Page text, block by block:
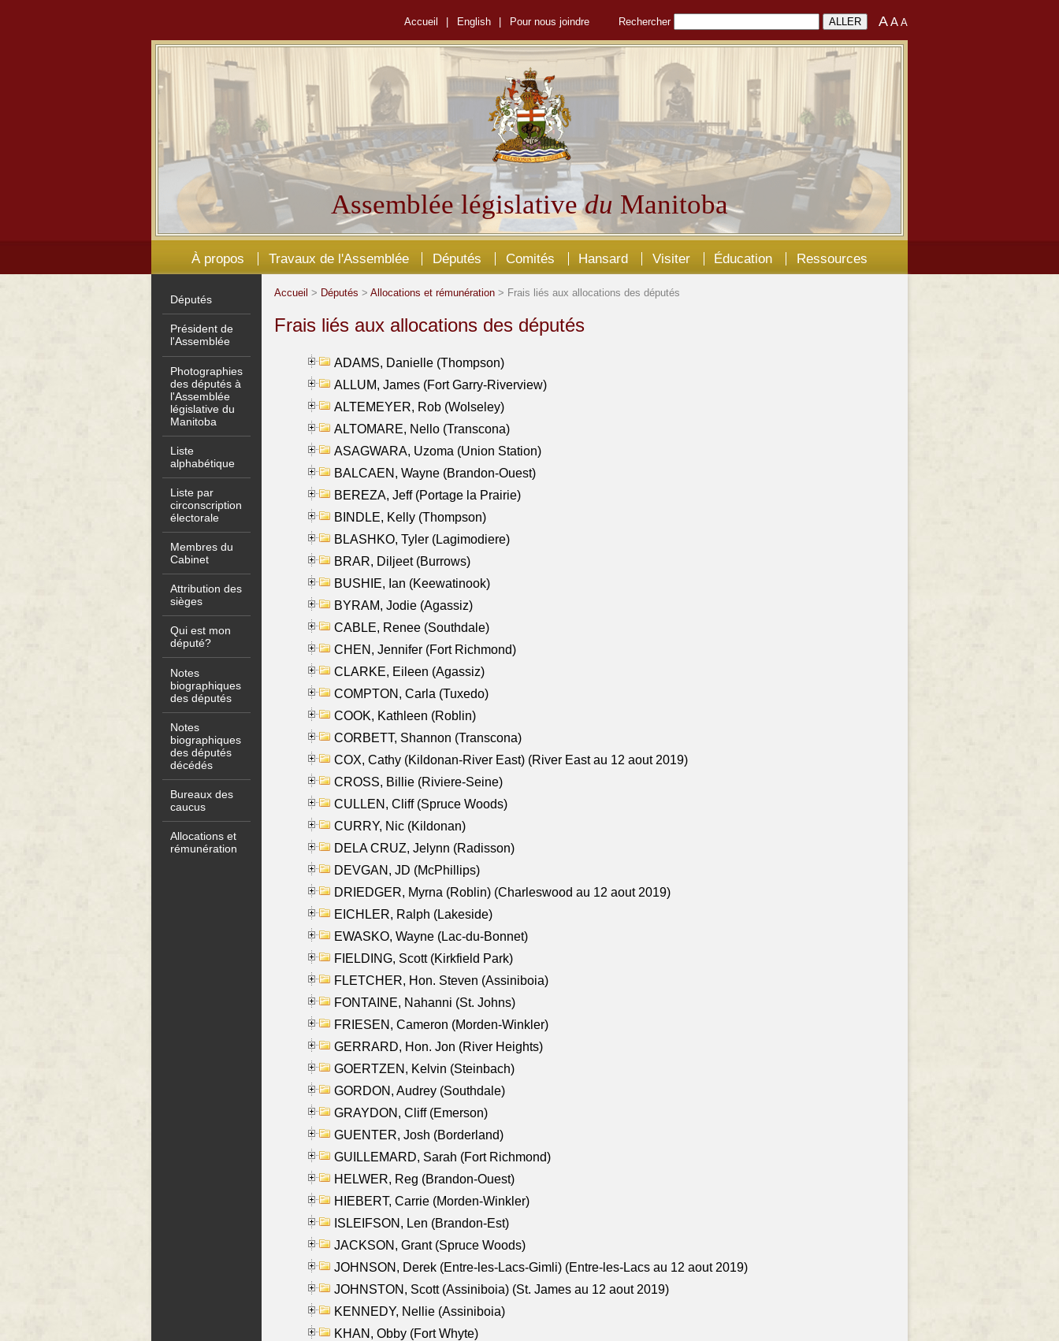
Accueil English Pour nous joindre Rechercher AA A
Assemblée législativedu Manitoba
À propos Travaux de l'Assemblée Députés Comités Hansard Visiter Éducation Ressources
Députés
Président de
l'Assemblée
Photographies
des députés à
l'Assemblée
législative du
Manitoba
Liste
alphabétique
Liste par
circonscription
électorale
Membres du
Cabinet
Attribution des
sièges
Qui est mon
député?
Notes
biographiques
des députés
Notes
biographiques
des députés
décédés
Bureaux des
caucus
Allocations et
rémunération
Accueil > Députés > Allocations et rémunération > Frais liés aux allocations des députés
Frais liés aux allocations des députés
ADAMS, Danielle (Thompson)
ALLUM, James (Fort Garry-Riverview)
ALTEMEYER, Rob (Wolseley)
ALTOMARE, Nello (Transcona)
ASAGWARA, Uzoma (Union Station)
BALCAEN, Wayne (Brandon-Ouest)
BEREZA, Jeff (Portage la Prairie)
BINDLE, Kelly (Thompson)
BLASHKO, Tyler (Lagimodiere)
BRAR, Diljeet (Burrows)
BUSHIE, Ian (Keewatinook)
BYRAM, Jodie (Agassiz)
CABLE, Renee (Southdale)
CHEN, Jennifer (Fort Richmond)
CLARKE, Eileen (Agassiz)
COMPTON, Carla (Tuxedo)
COOK, Kathleen (Roblin)
CORBETT, Shannon (Transcona)
COX, Cathy (Kildonan-River East) (River East au 12 aout 2019)
CROSS, Billie (Riviere-Seine)
CULLEN, Cliff (Spruce Woods)
CURRY, Nic (Kildonan)
DELA CRUZ, Jelynn (Radisson)
DEVGAN, JD (McPhillips)
DRIEDGER, Myrna (Roblin) (Charleswood au 12 aout 2019)
EICHLER, Ralph (Lakeside)
EWASKO, Wayne (Lac-du-Bonnet)
FIELDING, Scott (Kirkfield Park)
FLETCHER, Hon. Steven (Assiniboia)
FONTAINE, Nahanni (St. Johns)
FRIESEN, Cameron (Morden-Winkler)
GERRARD, Hon. Jon (River Heights)
GOERTZEN, Kelvin (Steinbach)
GORDON, Audrey (Southdale)
GRAYDON, Cliff (Emerson)
GUENTER, Josh (Borderland)
GUILLEMARD, Sarah (Fort Richmond)
HELWER, Reg (Brandon-Ouest)
HIEBERT, Carrie (Morden-Winkler)
ISLEIFSON, Len (Brandon-Est)
JACKSON, Grant (Spruce Woods)
JOHNSON, Derek (Entre-les-Lacs-Gimli) (Entre-les-Lacs au 12 aout 2019)
JOHNSTON, Scott (Assiniboia) (St. James au 12 aout 2019)
KENNEDY, Nellie (Assiniboia)
KHAN, Obby (Fort Whyte)